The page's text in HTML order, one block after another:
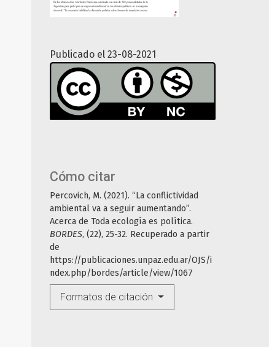
Publicado el 23-08-2021
Cómo citar
Percovich, M. (2021). “La conflictividad
ambiental va a seguir aumentando”.
Acerca de Toda ecología es política.
BORDES, (22), 25-32. Recuperado a partir
de
https://publicaciones.unpaz.edu.ar/OJS/i
ndex.php/bordes/article/view/1067
Formatos de citación